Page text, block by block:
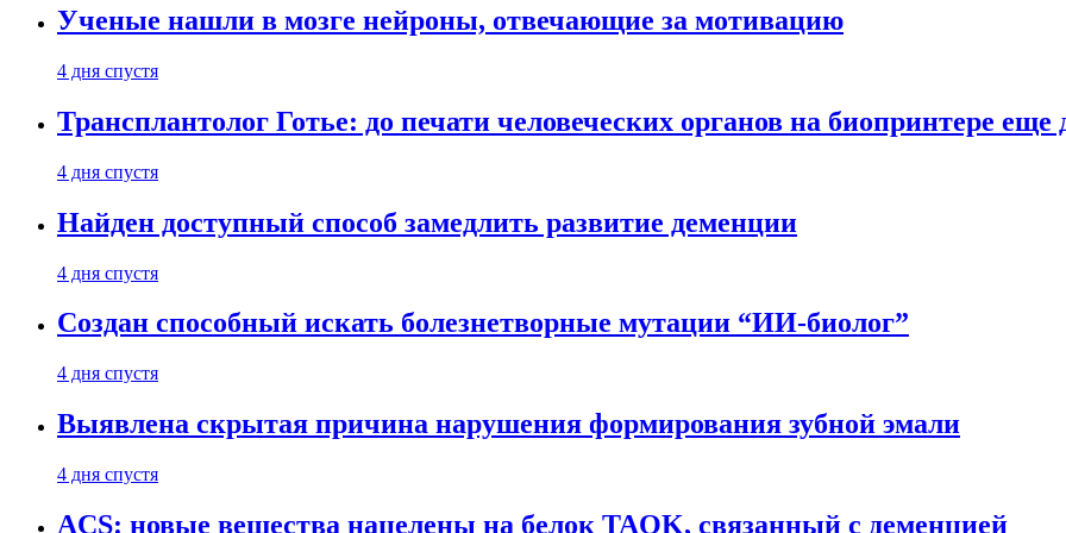
Ученые нашли в мозге нейроны, отвечающие за мотивацию
4 дня спустя
Трансплантолог Готье: до печати человеческих органов на биопринтере еще
4 дня спустя
Найден доступный способ замедлить развитие деменции
4 дня спустя
Создан способный искать болезнетворные мутации “ИИ-биолог”
4 дня спустя
Выявлена скрытая причина нарушения формирования зубной эмали
4 дня спустя
ACS: новые вещества нацелены на белок TAOK, связанный с деменцией